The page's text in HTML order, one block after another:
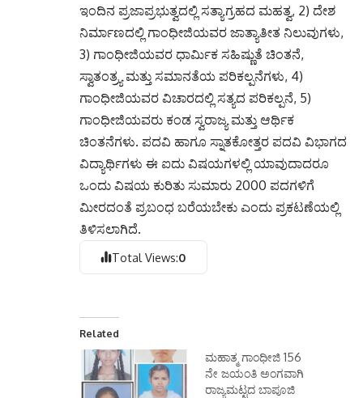
ಇಂದಿನ ಪ್ರಜಾಪ್ರಭುತ್ವದಲ್ಲಿ ಸತ್ಯಾಗ್ರಹದ ಮಹತ್ವ, 2) ದೇಶ
ನಿರ್ಮಾಣದಲ್ಲಿ ಗಾಂಧೀಜಿಯವರ ಜಾತ್ಯಾತೀತ ನಿಲುವುಗಳು,
3) ಗಾಂಧೀಜಿಯವರ ಧಾರ್ಮಿಕ ಸಹಿಷ್ಣುತೆ ಚಿಂತನೆ,
ಸ್ವಾತಂತ್ರ್ಯ ಮತ್ತು ಸಮಾನತೆಯ ಪರಿಕಲ್ಪನೆಗಳು, 4)
ಗಾಂಧೀಜಿಯವರ ವಿಚಾರದಲ್ಲಿ ಸತ್ಯದ ಪರಿಕಲ್ಪನೆ, 5)
ಗಾಂಧೀಜಿಯವರು ಕಂಡ ಸ್ವರಾಜ್ಯ ಮತ್ತು ಆರ್ಥಿಕ
ಚಿಂತನೆಗಳು. ಪದವಿ ಹಾಗೂ ಸ್ನಾತಕೋತ್ತರ ಪದವಿ ವಿಭಾಗದ
ವಿದ್ಯಾರ್ಥಿಗಳು ಈ ಐದು ವಿಷಯಗಳಲ್ಲಿ ಯಾವುದಾದರೂ
ಒಂದು ವಿಷಯ ಕುರಿತು ಸುಮಾರು 2000 ಪದಗಳಿಗೆ
ಮೀರದಂತೆ ಪ್ರಬಂಧ ಬರೆಯಬೇಕು ಎಂದು ಪ್ರಕಟಣೆಯಲ್ಲಿ
ತಿಳಿಸಲಾಗಿದೆ.
Total Views:0
Related
ಮಹಾತ್ಮ ಗಾಂಧೀಜಿ 156
ನೇ ಜಯಂತಿ ಅಂಗವಾಗಿ
ರಾಜ್ಯಮಟ್ಟದ ಬಾಪೂಜಿ